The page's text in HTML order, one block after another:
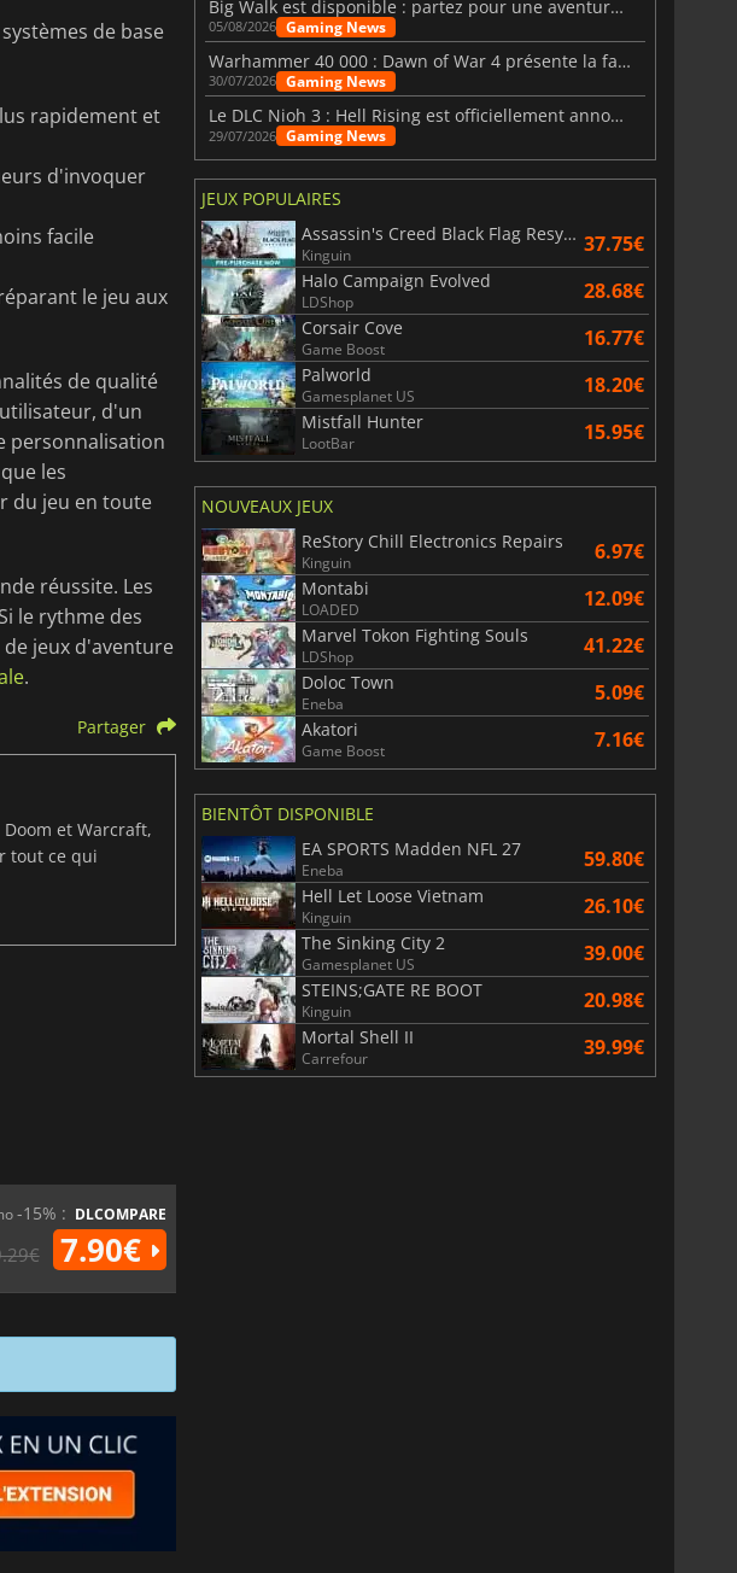
de base
rapidement et
d'invoquer
facile
le jeu aux
de qualité
d'un
personnalisation
les
du jeu en toute
réussite. Les
le rythme des
jeux d'aventure
.
Partager
et Warcraft,
tout ce qui
-15% : DLCOMPARE
7.90€
Big Walk est disponible : partez pour une aventure entre amis
05/08/2026 Gaming News
Warhammer 40 000 : Dawn of War 4 présente la faction des Nécrons
30/07/2026 Gaming News
Le DLC Nioh 3 : Hell Rising est officiellement annoncé
29/07/2026 Gaming News
JEUX POPULAIRES
Assassin's Creed Black Flag Resynced
Kinguin 37.75€
Halo Campaign Evolved
LDShop 28.68€
Corsair Cove
Game Boost 16.77€
Palworld
Gamesplanet US 18.20€
Mistfall Hunter
LootBar 15.95€
NOUVEAUX JEUX
ReStory Chill Electronics Repairs
Kinguin 6.97€
Montabi
LOADED 12.09€
Marvel Tokon Fighting Souls
LDShop 41.22€
Doloc Town
Eneba 5.09€
Akatori
Game Boost 7.16€
BIENTÔT DISPONIBLE
EA SPORTS Madden NFL 27
Eneba 59.80€
Hell Let Loose Vietnam
Kinguin 26.10€
The Sinking City 2
Gamesplanet US 39.00€
STEINS;GATE RE BOOT
Kinguin 20.98€
Mortal Shell II
Carrefour 39.99€